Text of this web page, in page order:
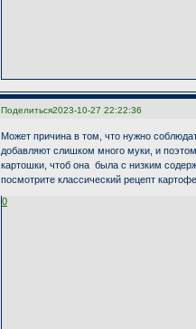
Поделиться2023-10-27 22:22:36
Может причина в том, что нужно
добавляют слишком много муки, и
картошки, чтоб она была с низким
посмотрите классический рецепт
0